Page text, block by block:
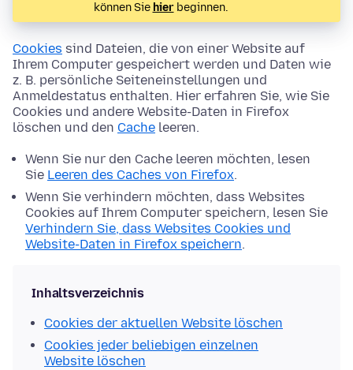
können Sie hierbeginnen.
Cookies sind Dateien, die von einer Website auf
Ihrem Computer gespeichert werden und Daten wie
z. B. persönliche Seiteneinstellungen und
Anmeldestatus enthalten. Hier erfahren Sie, wie Sie
Cookies und andere Website-Daten in Firefox
löschen und den Cache leeren.
Wenn Sie nur den Cache leeren möchten, lesen
Sie Leeren des Caches von Firefox.
Wenn Sie verhindern möchten, dass Websites
Cookies auf Ihrem Computer speichern, lesen Sie
Verhindern Sie, dass Websites Cookies und
Website-Daten in Firefox speichern.
Inhaltsverzeichnis
Cookies der aktuellen Website löschen
Cookies jeder beliebigen einzelnen
Website löschen